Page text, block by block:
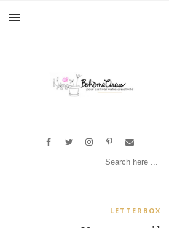
LETTERBOX